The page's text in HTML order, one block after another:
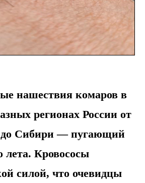
нашествия комаров в
регионах России от
до Сибири — пугающий
лета. Кровососы
силой, что очевидцы